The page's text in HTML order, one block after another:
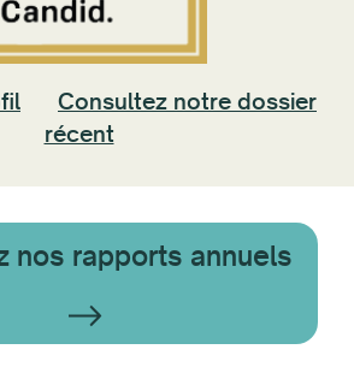
Consultez notre dossier
récent
nos rapports annuels